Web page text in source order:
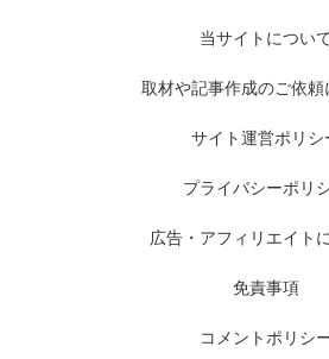
当サイトについ
取材や記事作成のご依頼
サイト運営ポリシ
プライバシーポリ
広告・アフィリエイト
免責事項
コメントポリシ